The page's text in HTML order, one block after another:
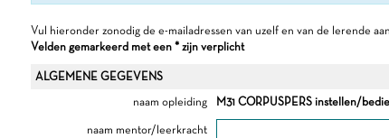
Vul hieronder zonodig de e-mailadressen van uzelf en van de lerende
Velden gemarkeerd met een * zijn verplicht
ALGEMENE GEGEVENS
naam opleiding
M31 CORPUSPERS instellen/
naam mentor/leerkracht